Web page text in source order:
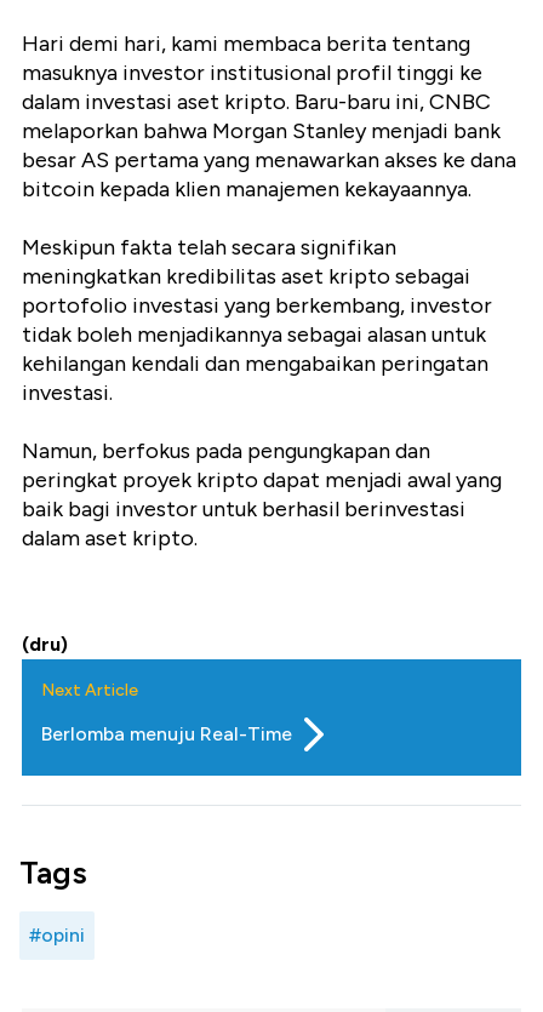
Hari demi hari, kami membaca berita tentang
masuknya investor institusional profil tinggi ke
dalam investasi aset kripto. Baru-baru ini, CNBC
melaporkan bahwa Morgan Stanley menjadi bank
besar AS pertama yang menawarkan akses ke dana
bitcoin kepada klien manajemen kekayaannya.
Meskipun fakta telah secara signifikan
meningkatkan kredibilitas aset kripto sebagai
portofolio investasi yang berkembang, investor
tidak boleh menjadikannya sebagai alasan untuk
kehilangan kendali dan mengabaikan peringatan
investasi.
Namun, berfokus pada pengungkapan dan
peringkat proyek kripto dapat menjadi awal yang
baik bagi investor untuk berhasil berinvestasi
dalam aset kripto.
(dru)
Next Article
Berlomba menuju Real-Time
Tags
#opini